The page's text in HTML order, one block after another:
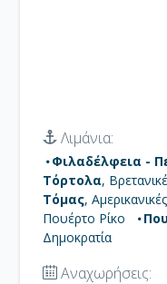
Λιμάνια:
Φιλαδέλφεια -
Τόρτολα,
Τόμας,
Πουέρτο Ρίκο
Δημοκρατία
Αναχωρήσεις: